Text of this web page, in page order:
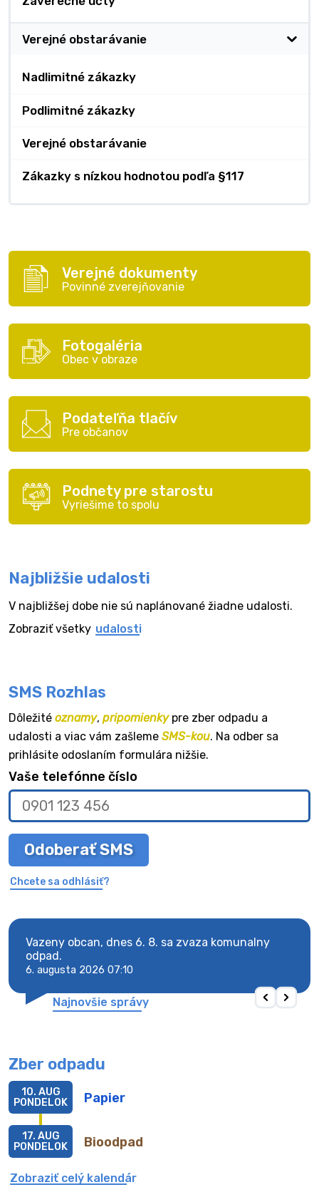
Verejné obstarávanie
Nadlimitné zákazky
Podlimitné zákazky
Verejné obstarávanie
Zákazky s nízkou hodnotou podľa §117
Verejné dokumenty
Povinné zverejňovanie
Fotogaléria
Obec v obraze
Podateľňa tlačív
Pre občanov
Podnety pre starostu
Vyriešime to spolu
Najbližšie udalosti
V najbližšej dobe nie sú naplánované žiadne udalosti.
Zobraziť všetky udalosti
SMS Rozhlas
Dôležité oznamy, pripomienkypre zber odpadu a
udalosti a viac vám zašleme SMS-kou. Na odber sa
prihlásite odoslaním formulára nižšie.
Vaše telefónne číslo
Odoberať SMS
Chcete sa odhlásiť?
Vazeny obcan, dnes 6. 8. sa zvaza komunalny
odpad.
6. augusta 2026 07:10
Najnovšie správy
Zber odpadu
Papier
10. AUG
PONDELOK
Bioodpad
17. AUG
PONDELOK
Zobraziť celý kalendár